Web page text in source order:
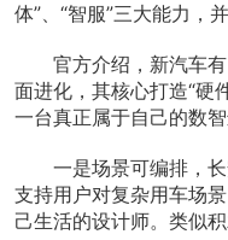
体”、“智服”三大能力，
官方介绍，新汽车
面进化，其核心打造“硬
一台真正属于自己的数智
一是场景可编排，
支持用户对复杂用车场
己生活的设计师。类似